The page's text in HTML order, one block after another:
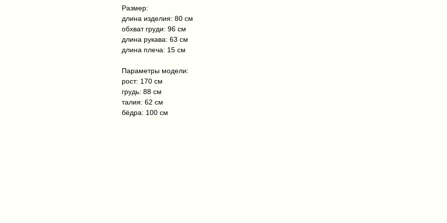
Размер:
длина изделия: 80 см
обхват груди: 96 см
длина рукава: 63 см
длина плеча: 15 см
Параметры модели:
рост: 170 см
грудь: 88 см
талия: 62 см
бёдра: 100 см